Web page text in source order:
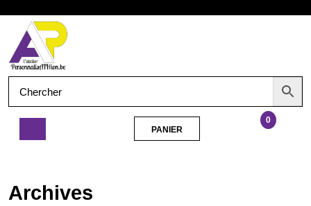
contenu
Ouvrir
le
menu
mademoiselle
0
PANIER
Archives